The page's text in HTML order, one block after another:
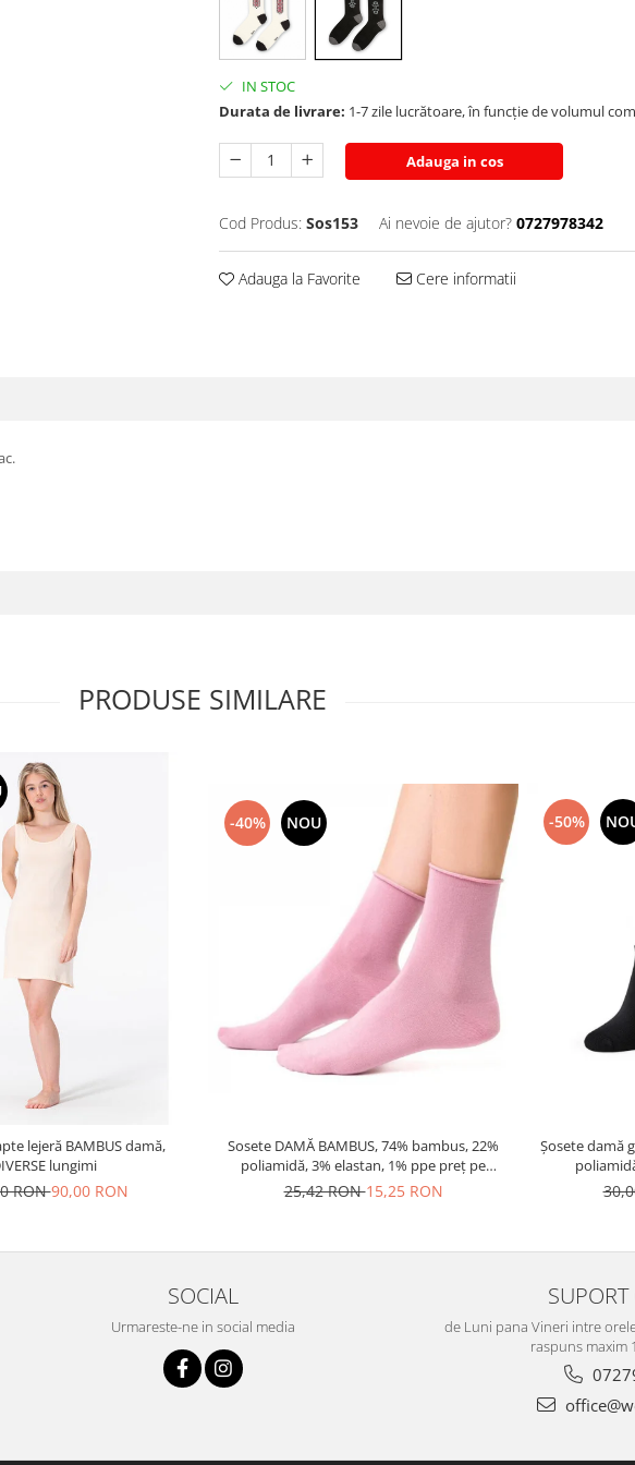
IN STOC
Durata de livrare: 1-7 zile lucrătoare, în funcție de volumul
Adauga in cos
Cod Produs: Sos153 Ai nevoie de ajutor? 0727978342
Adauga la Favorite Cere informatii
PRODUSE SIMILARE
lejeră BAMBUS damă,
lungimi
RON90,00 RON
-40% NOU
Sosete DAMĂ BAMBUS, 74% bambus, 22%
poliamidă, 3% elastan, 1% ppe preț pe
pereche
25,42 RON15,25 RON
-50%
Șosete damă gleznă din 83.5% bambus, 14%
SOCIAL
Urmareste-ne in social media
SUPORT
de Luni pana Vineri intre
raspuns maxim